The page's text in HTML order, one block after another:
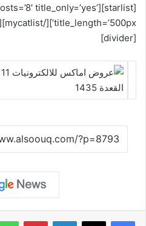
posts=’8′ title_only=’yes’
title_length=’500px’][/mycatlist][/starlist][/box]
[divider]
لينكدإن